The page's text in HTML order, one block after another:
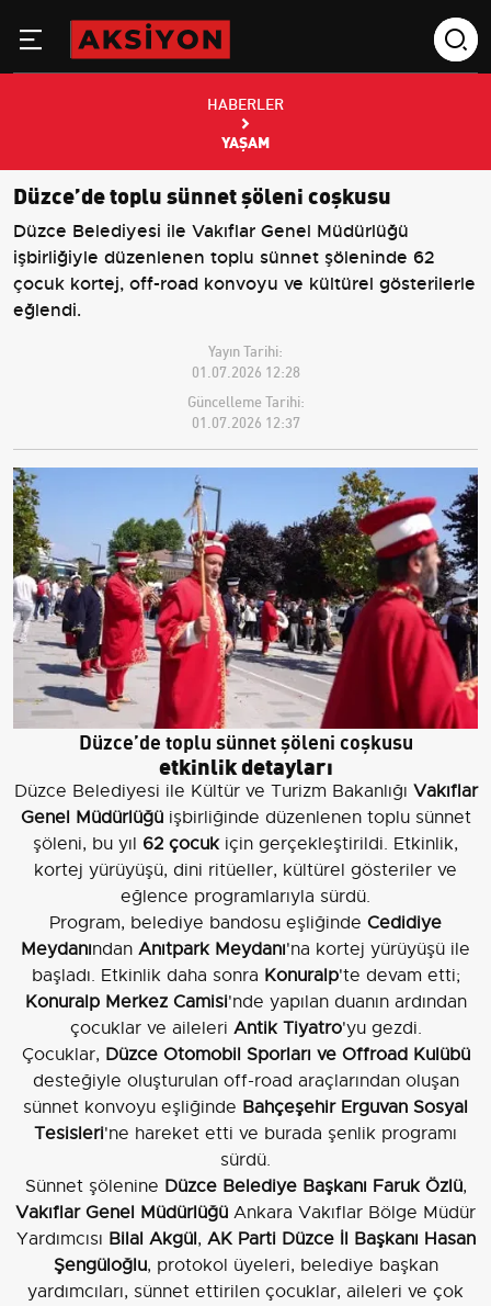
HABERLER
YAŞAM
Düzce’de toplu sünnet şöleni coşkusu
Düzce Belediyesi ile Vakıflar Genel Müdürlüğü
işbirliğiyle düzenlenen toplu sünnet şöleninde 62
çocuk kortej, off-road konvoyu ve kültürel gösterilerle
eğlendi.
Yayın Tarihi:
01.07.2026 12:28
Güncelleme Tarihi:
01.07.2026 12:37
Düzce’de toplu sünnet şöleni coşkusu
etkinlik detayları
Düzce Belediyesi ile Kültür ve Turizm Bakanlığı Vakıflar
Genel Müdürlüğüişbirliğinde düzenlenen toplu sünnet
şöleni, bu yıl 62 çocukiçin gerçekleştirildi. Etkinlik,
kortej yürüyüşü, dini ritüeller, kültürel gösteriler ve
eğlence programlarıyla sürdü.
Program, belediye bandosu eşliğinde Cedidiye
Meydanından Anıtpark Meydanı'na kortej yürüyüşü ile
başladı. Etkinlik daha sonra Konuralp'te devam etti;
Konuralp Merkez Camisi'nde yapılan duanın ardından
çocuklar ve aileleri Antik Tiyatro'yu gezdi.
Çocuklar, Düzce Otomobil Sporları ve Offroad Kulübü
desteğiyle oluşturulan off-road araçlarından oluşan
sünnet konvoyu eşliğinde Bahçeşehir Erguvan Sosyal
Tesisleri'ne hareket etti ve burada şenlik programı
sürdü.
Sünnet şölenine Düzce Belediye Başkanı Faruk Özlü,
Vakıflar Genel Müdürlüğü Ankara Vakıflar Bölge Müdür
Yardımcısı Bilal Akgül, AK Parti Düzce İl Başkanı Hasan
Şengüloğlu, protokol üyeleri, belediye başkan
yardımcıları, sünnet ettirilen çocuklar, aileleri ve çok